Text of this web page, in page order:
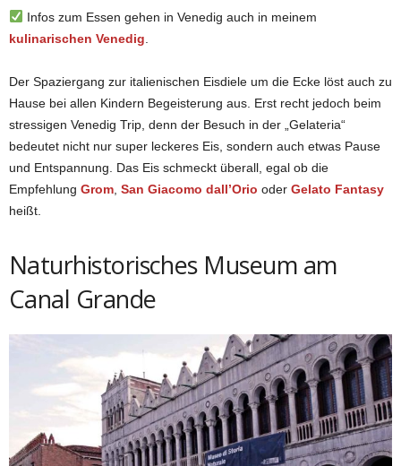
Infos zum Essen gehen in Venedig auch in meinem
kulinarischen Venedig
Der Spaziergang zur italienischen Eisdiele um die Ecke löst auch zu
Hause bei allen Kindern Begeisterung aus. Erst recht jedoch beim
stressigen Venedig Trip, denn der Besuch in der „Gelateria“
bedeutet nicht nur super leckeres Eis, sondern auch etwas Pause
und Entspannung. Das Eis schmeckt überall, egal ob die
Empfehlung Grom San Giacomo dall’Orio oder Gelato Fantasy
heißt.
Naturhistorisches Museum am
Canal Grande